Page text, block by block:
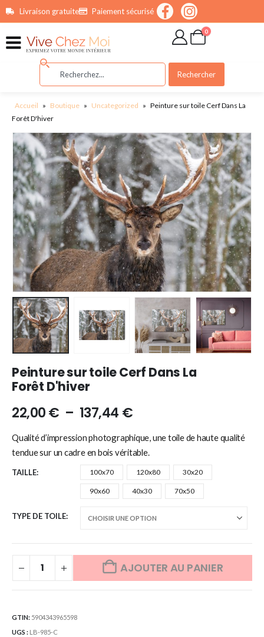
principalLivraison gratuite Paiement sécurisé
0
Rechercher
Accueil » Boutique » Uncategorized » Peinture sur toile Cerf Dans La
Forêt D'hiver
Peinture sur toile Cerf Dans La
Forêt D'hiver
22,00€ – 137,44 €
Qualité d’impression photographique, une toile de haute qualité
tendue sur un cadre en bois véritable.
TAILLE 100x70 120x80 30x20
90x60 40x30 70x50
TYPE DE TOILE
AJOUTER AU PANIER
GTIN: 5904343965598
UGS : LB-985-C